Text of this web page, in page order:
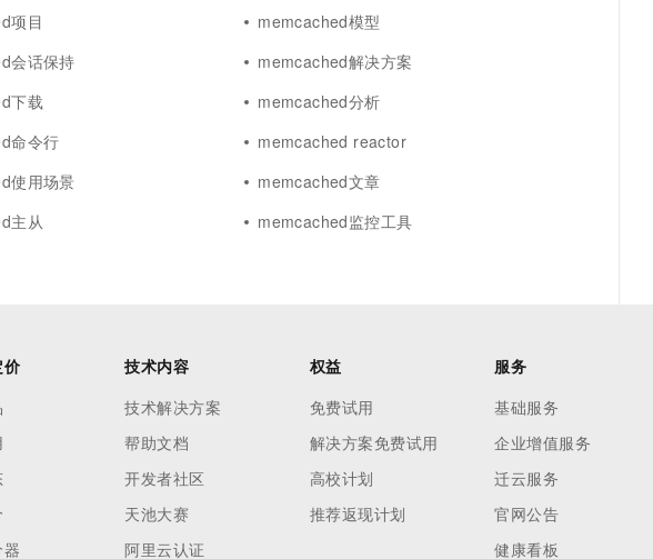
项目
memcached模型
会话保持
memcached解决方案
下载
memcached分析
命令行
memcached reactor
使用场景
memcached文章
主从 memcached监控工具
价
技术内容
技术解决方案
帮助文档
开发者社区
天池大赛
阿里云认证
权益
免费试用
解决方案免费试用
高校计划
推荐返现计划
服务
基础服务
企业增值服务
迁云服务
官网公告
健康看板